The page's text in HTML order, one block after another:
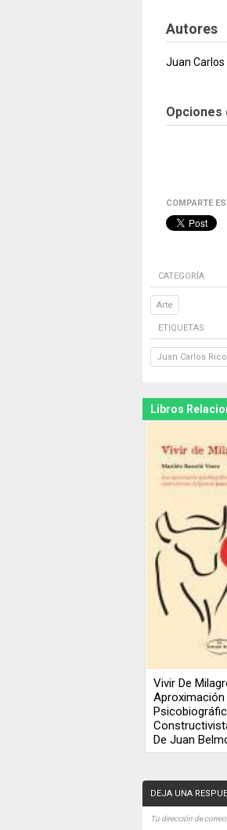
Autores
Juan Carlos
Opciones
COMPARTE
CATEGORÍA
Arte
ETIQUETAS:
Juan Carlos Rico
Libros
Vivir De
Aproximación
De Juan
DEJA UNA
Tu dirección de